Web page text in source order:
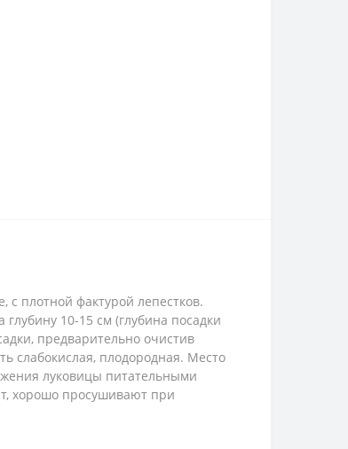
плотной фактурой лепестков.
10-15 см (глубина посадки
предварительно очистив
слабокислая, плодородная. Место
луковицы питательными
хорошо просушивают при